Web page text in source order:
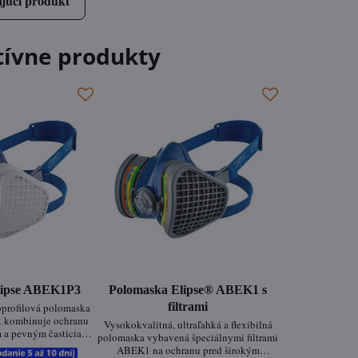
produkty
ABEK1P3
polomaska
kombinuje ochranu
pevným časticiam.
pre náročné
Polomaska Elipse® ABEK1 s
filtrami
Vysokokvalitná, ultraľahká a flexibilná
polomaska vybavená špeciálnymi filtrami
ABEK1 na ochranu pred širokým